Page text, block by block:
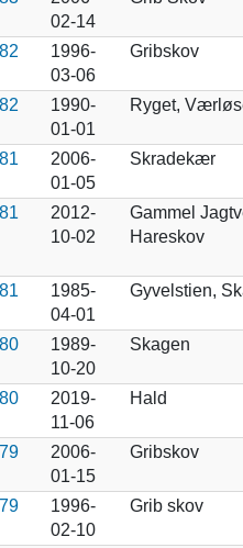
02-14
1996-
03-06
Gribskov
1990-
01-01
Ryget,
2006-
01-05
Skradekær
2012-
10-02
Gammel
Hareskov
1985-
04-01
Gyvelstien,
1989-
10-20
Skagen
2019-
11-06
Hald
2006-
01-15
Gribskov
1996-
02-10
Grib skov